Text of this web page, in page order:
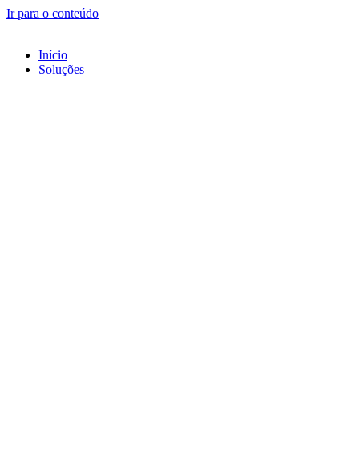
Ir para o conteúdo
Início
Soluções